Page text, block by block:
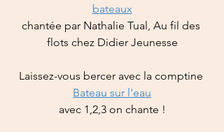
bateaux
chantée par Nathalie Tual, Au fil des
flots chez Didier Jeunesse
Laissez-vous bercer avec la comptine
Bateau sur l'eau
avec 1,2,3 on chante !